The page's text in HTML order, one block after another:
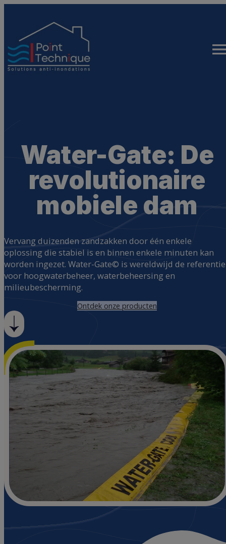
inhoud
Water-Gate: De
revolutionaire
mobiele dam
Vervang duizenden zandzakken door één enkele
oplossing die stabiel is en binnen enkele minuten kan
worden ingezet. Water-Gate© is wereldwijd de referentie
voor hoogwaterbeheer, waterbeheersing en
milieubescherming.
Ontdek onze producten